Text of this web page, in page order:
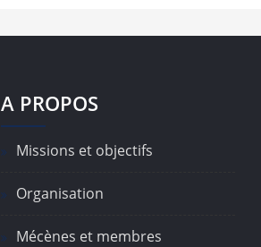
A PROPOS
Missions et objectifs
Organisation
Mécènes et membres